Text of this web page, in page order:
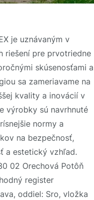
je uznávaným v
riešení pre prvotriedne
skúsenosťami a
sa zameriavame na
kvality a inovácií v
výrobky sú navrhnuté
normy a
na bezpečnosť,
a estetický vzhľad.
02 Orechová Potôň
register
oddiel: Sro, vložka